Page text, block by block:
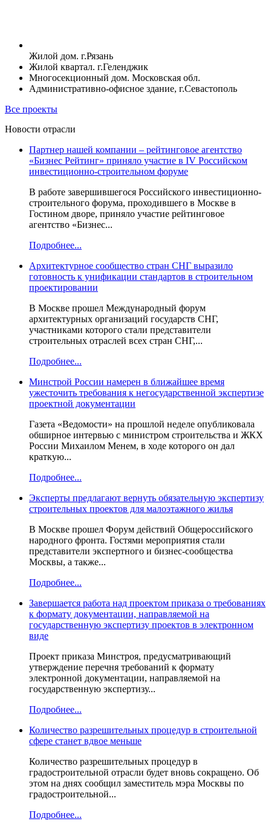
Жилой дом. г.Рязань
Жилой квартал. г.Геленджик
Многосекционный дом. Московская обл.
Административно-офисное здание, г.Севастополь
Все проекты
Новости отрасли
Партнер нашей компании – рейтинговое агентство
«Бизнес Рейтинг» приняло участие в IV Российском
инвестиционно-строительном форуме
В работе завершившегося Российского инвестиционно-
строительного форума, проходившего в Москве в
Гостином дворе, приняло участие рейтинговое
агентство «Бизнес...
Подробнее...
Архитектурное сообщество стран СНГ выразило
готовность к унификации стандартов в строительном
проектировании
В Москве прошел Международный форум
архитектурных организаций государств СНГ,
участниками которого стали представители
строительных отраслей всех стран СНГ,...
Подробнее...
Минстрой России намерен в ближайшее время
ужесточить требования к негосударственной экспертизе
проектной документации
Газета «Ведомости» на прошлой неделе опубликовала
обширное интервью с министром строительства и ЖКХ
России Михаилом Менем, в ходе которого он дал
краткую...
Подробнее...
Эксперты предлагают вернуть обязательную экспертизу
строительных проектов для малоэтажного жилья
В Москве прошел Форум действий Общероссийского
народного фронта. Гостями мероприятия стали
представители экспертного и бизнес-сообщества
Москвы, а также...
Подробнее...
Завершается работа над проектом приказа о требованиях
к формату документации, направляемой на
государственную экспертизу проектов в электронном
виде
Проект приказа Минстроя, предусматривающий
утверждение перечня требований к формату
электронной документации, направляемой на
государственную экспертизу...
Подробнее...
Количество разрешительных процедур в строительной
сфере станет вдвое меньше
Количество разрешительных процедур в
градостроительной отрасли будет вновь сокращено. Об
этом на днях сообщил заместитель мэра Москвы по
градостроительной...
Подробнее...